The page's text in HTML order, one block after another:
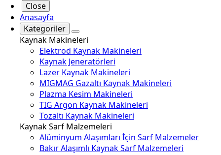
Close
Anasayfa
Kategoriler
Kaynak Makineleri
Elektrod Kaynak Makineleri
Kaynak Jeneratörleri
Lazer Kaynak Makineleri
MIGMAG Gazaltı Kaynak Makineleri
Plazma Kesim Makineleri
TIG Argon Kaynak Makineleri
Tozaltı Kaynak Makineleri
Kaynak Sarf Malzemeleri
Alüminyum Alaşımları İçin Sarf Malzemeler
Bakır Alaşımlı Kaynak Sarf Malzemeleri